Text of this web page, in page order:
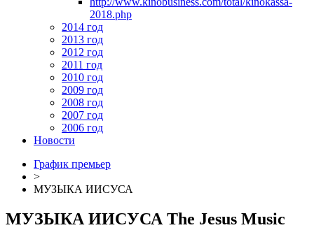
2018.php
2014 год
2013 год
2012 год
2011 год
2010 год
2009 год
2008 год
2007 год
2006 год
Новости
График премьер
>
МУЗЫКА ИИСУСА
МУЗЫКА ИИСУСА The Jesus Music